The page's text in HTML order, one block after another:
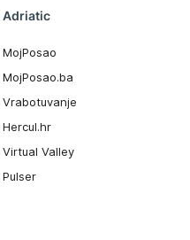
Adriatic
MojPosao
MojPosao.ba
Vrabotuvanje
Hercul.hr
Virtual Valley
Pulser